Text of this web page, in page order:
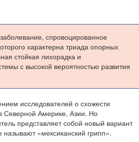
спровоцированное
характерна триада опорных
стойкая лихорадка и
с высокой вероятностью развития
исследователей о схожести
Северной Америке, Азии. Но
представляет собой новый вариант
«мексиканский грипп».